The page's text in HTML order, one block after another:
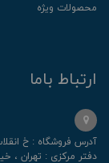
محصولات ویژه
ارتباط باما
آدرس فروشگاه : خ انقلاب، رو‌به‌روی